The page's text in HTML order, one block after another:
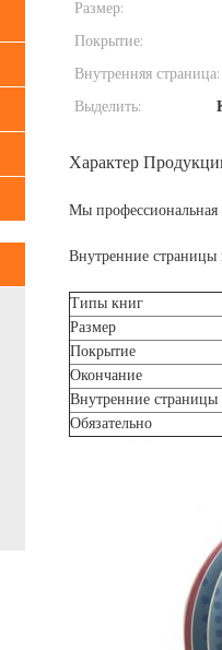
Размер:
Покрытие:
Внутренняя страница:
Выделить:
Характер
Мы профессиональная
Внутренние страницы
Типы книг
Размер
Покрытие
Окончание
Внутренние страницы
Обязательно